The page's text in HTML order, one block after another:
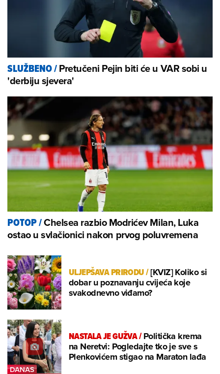
SLUŽBENO/Pretučeni Pejin biti će u VAR sobi u
'derbiju sjevera'
POTOP/Chelsea razbio Modrićev Milan, Luka
ostao u svlačionici nakon prvog poluvremena
ULJEPŠAVA PRIRODU/[KVIZ] Koliko si
dobar u poznavanju cvijeća koje
svakodnevno viđamo?
NASTALA JE GUŽVA/Politička krema
na Neretvi: Pogledajte tko je sve s
Plenkovićem stigao na Maraton lađa